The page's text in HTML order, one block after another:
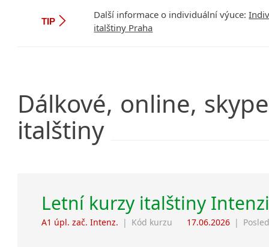
TIP
Další informace o individuální výuce:
italštiny Praha
Dálkové, online,
italštiny
Letní kurzy italštiny
A1 úpl. zač. Intenz. | Kód kurzu 17.06.2026 |